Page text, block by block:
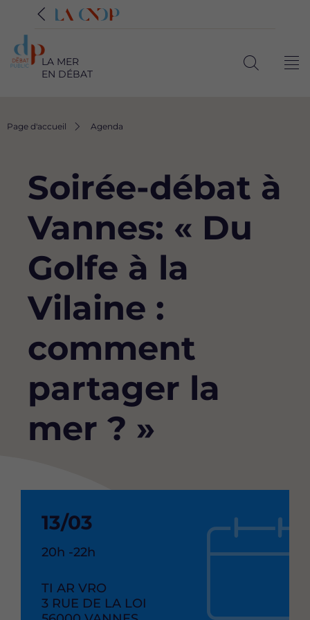
LA MER
EN DÉBAT
Fil
Page d'accueil Agenda
Soirée-débat à
Vannes: « Du
Golfe à la
Vilaine :
comment
partager la
mer ? »
Date
de
de
13/03
Heure
l'événement
20h -22h
RAISON
SOCIAL
TI AR VRO
ADRESSE
3 RUE DE LA LOI